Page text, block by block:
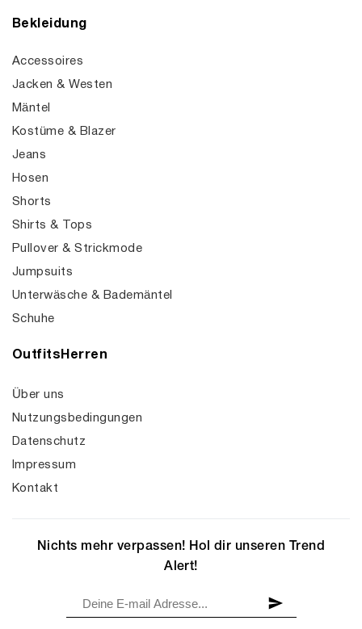
Bekleidung
Accessoires
Jacken & Westen
Mäntel
Kostüme & Blazer
Jeans
Hosen
Shorts
Shirts & Tops
Pullover & Strickmode
Jumpsuits
Unterwäsche & Bademäntel
Schuhe
OutfitsHerren
Über uns
Nutzungsbedingungen
Datenschutz
Impressum
Kontakt
Nichts mehr verpassen! Hol dir unseren Trend
Alert!